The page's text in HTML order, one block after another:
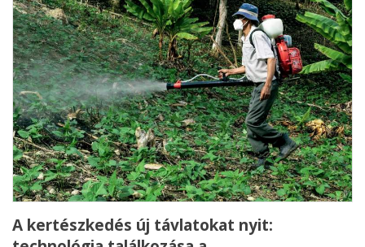
A kertészkedés új távlatokat nyit: